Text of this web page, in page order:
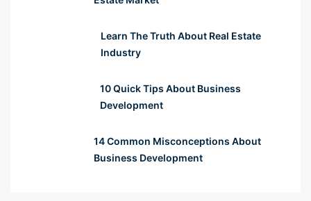
Learn The Truth About Real Estate
Industry
10 Quick Tips About Business
Development
14 Common Misconceptions About
Business Development